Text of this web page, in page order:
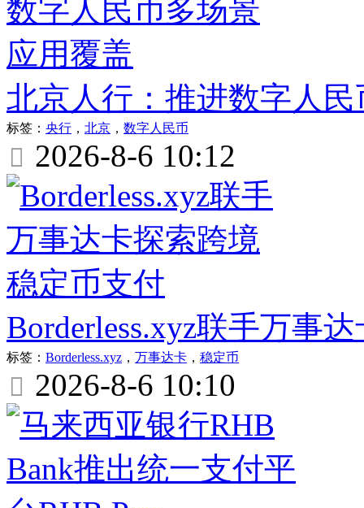
北京人行：推进数字人
标签： 央行 ， 北京 ， 数字人民币
 2026-8-6 10:12
Borderless.xyz联手万事
标签： Borderless.xyz ， 万事达卡 ， 稳定币
 2026-8-6 10:10